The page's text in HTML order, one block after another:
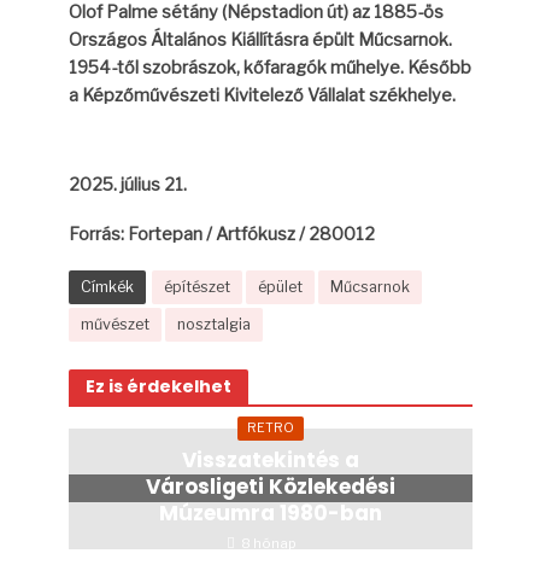
Olof Palme sétány (Népstadion út) az 1885-ös
Országos Általános Kiállításra épült Műcsarnok.
1954-től szobrászok, kőfaragók műhelye. Később
a Képzőművészeti Kivitelező Vállalat székhelye.
2025. július 21.
Forrás: Fortepan / Artfókusz / 280012
Címkék építészet épület Műcsarnok
művészet nosztalgia
Ez is érdekelhet
RETRO
Visszatekintés a
Városligeti Közlekedési
Múzeumra 1980-ban
8 hónap